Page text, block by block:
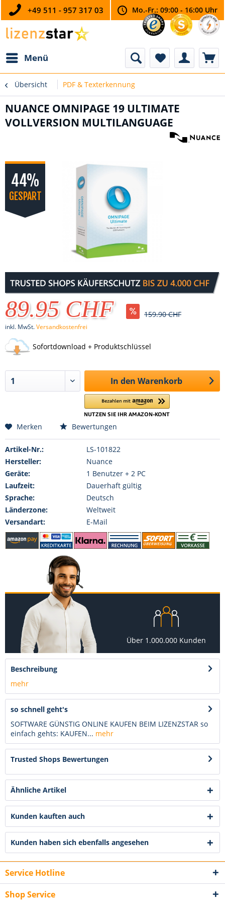
+49 511 - 957 317 03 Mo.-Fr.: 09:00 - 16:00 Uhr
Menü
Übersicht PDF & Texterkennung
NUANCE OMNIPAGE 19 ULTIMATE
VOLLVERSION MULTILANGUAGE
44%
GESPART
89.95 CHF 159.90 CHF
inkl. MwSt.Versandkostenfrei
Sofortdownload + Produktschlüssel
In den Warenkorb
Merken Bewertungen
Artikel-Nr.:
LS-101822
Hersteller:
Nuance
Geräte:
1 Benutzer + 2 PC
Laufzeit:
Dauerhaft gültig
Sprache:
Deutsch
Länderzone:
Weltweit
Versandart:
E-Mail
Über 1.000.000 Kunden
Beschreibung
mehr
so schnell geht's
SOFTWARE GÜNSTIG ONLINE KAUFEN BEIM LIZENZSTAR so
einfach gehts: KAUFEN... mehr
Trusted Shops Bewertungen
Ähnliche Artikel
Kunden kauften auch
Kunden haben sich ebenfalls angesehen
Service Hotline
Shop Service